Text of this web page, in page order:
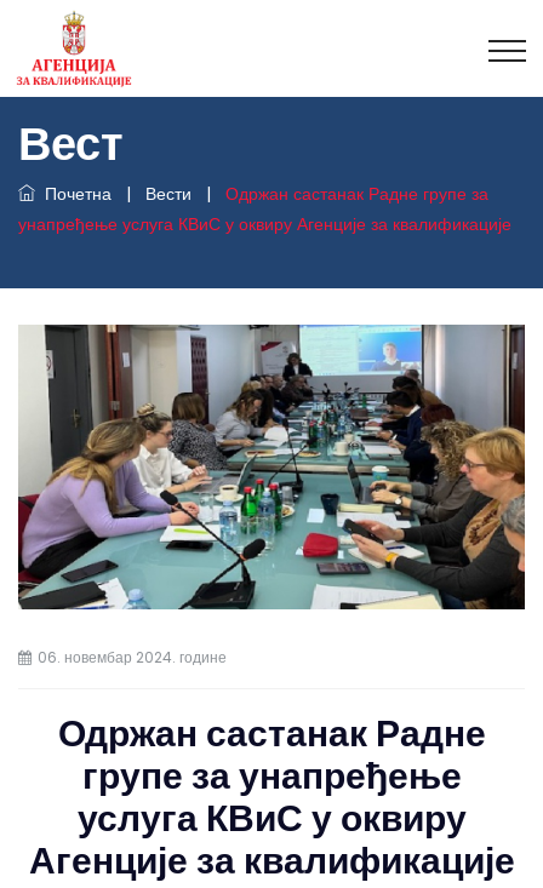
Вест
Почетна | Вести |
Одржан састанак Радне групе за
унапређење услуга КВиС у оквиру Агенције за квалификације
06. новембар 2024. године
Одржан састанак Радне
групе за унапређење
услуга КВиС у оквиру
Агенције за квалификације